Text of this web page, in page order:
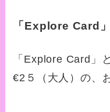
「Explore Card」
「Explore Card」
€2５（大人）の、